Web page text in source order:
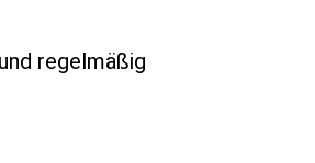
regelmäßig